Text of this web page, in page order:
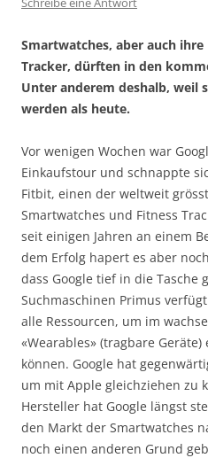
Smartwatches, aber auch
Tracker, dürften in den
Unter anderem deshalb, weil
werden als heute.
Vor wenigen Wochen war
Einkaufstour und schnappte
Fitbit, einen der weltweit
Smartwatches und Fitness
seit einigen Jahren an einem
dem Erfolg hapert es aber
dass Google tief in die Tasche
Suchmaschinen Primus
alle Ressourcen, um im
«Wearables» (tragbare
können. Google hat
um mit Apple gleichziehen zu
Hersteller hat Google längst
den Markt der Smartwatches
noch einen anderen Grund